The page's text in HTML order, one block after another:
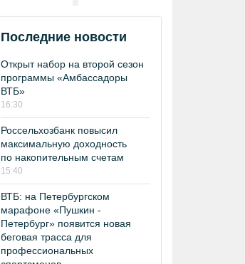
Последние новости
Открыт набор на второй сезон
программы «Амбассадоры
ВТБ»
16:30
Россельхозбанк повысил
максимальную доходность
по накопительным счетам
15:40
ВТБ: на Петербургском
марафоне «Пушкин -
Петербург» появится новая
беговая трасса для
профессиональных